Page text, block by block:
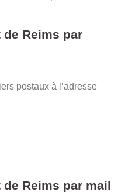
Reims par
postaux à l’adresse
Reims par mail